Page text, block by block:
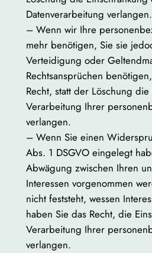
Datenverarbeitung verlangen.
– Wenn wir Ihre
mehr benötigen, Sie sie
Verteidigung oder
Rechtsansprüchen
Recht, statt der Löschung
Verarbeitung Ihrer
verlangen.
– Wenn Sie einen
Abs. 1 DSGVO eingelegt
Abwägung zwischen Ihren
Interessen vorgenommen
nicht feststeht, wessen
haben Sie das Recht, die
Verarbeitung Ihrer
verlangen.